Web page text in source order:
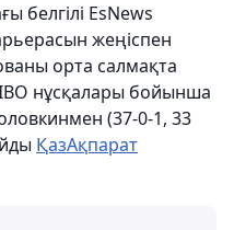
белгілі EsNews
жеңіспен
орта салмақта
нұсқалары бойынша
(37-0-1, 33
ҚазАқпарат